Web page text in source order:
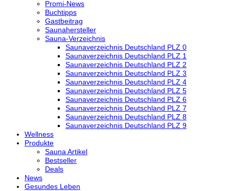
Promi-News
Buchtipps
Gastbeitrag
Saunahersteller
Sauna-Verzeichnis
Saunaverzeichnis Deutschland PLZ 0
Saunaverzeichnis Deutschland PLZ 1
Saunaverzeichnis Deutschland PLZ 2
Saunaverzeichnis Deutschland PLZ 3
Saunaverzeichnis Deutschland PLZ 4
Saunaverzeichnis Deutschland PLZ 5
Saunaverzeichnis Deutschland PLZ 6
Saunaverzeichnis Deutschland PLZ 7
Saunaverzeichnis Deutschland PLZ 8
Saunaverzeichnis Deutschland PLZ 9
Wellness
Produkte
Sauna Artikel
Bestseller
Deals
News
Gesundes Leben